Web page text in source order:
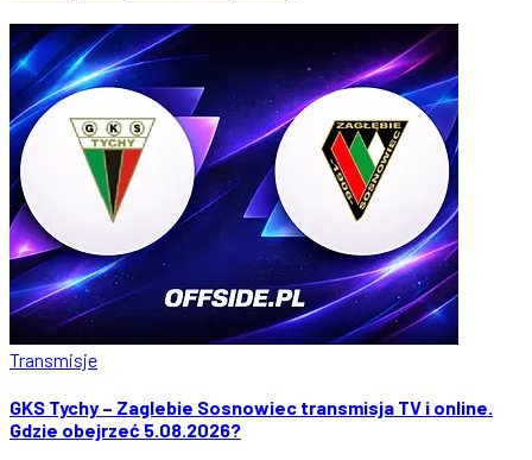
Transmisje
GKS Tychy – Zaglebie Sosnowiec transmisja TV i online.
Gdzie obejrzeć 5.08.2026?